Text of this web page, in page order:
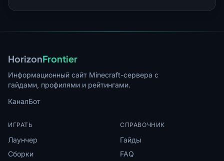
HorizonFrontier
Информационный сайт Minecraft-сервера с
гайдами, профилями и рейтингами.
КаналБот
ИГРАТЬ
Лаунчер
Сборки
СПРАВОЧНИК
Гайды
FAQ